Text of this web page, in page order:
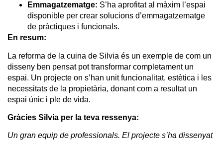
Emmagatzematge: S’ha aprofitat al màxim l’espai
disponible per crear solucions d’emmagatzematge
de pràctiques i funcionals.
En resum:
La reforma de la cuina de Silvia és un exemple de com un
disseny ben pensat pot transformar completament un
espai. Un projecte on s’han unit funcionalitat, estètica i les
necessitats de la propietària, donant com a resultat un
espai únic i ple de vida.
Gràcies Silvia per la teva ressenya:
Un gran equip de professionals. El projecte s’ha dissenyat